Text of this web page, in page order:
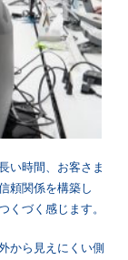
い時間、お客さま
頼関係を構築し
くづく感じます。
から見えにくい側